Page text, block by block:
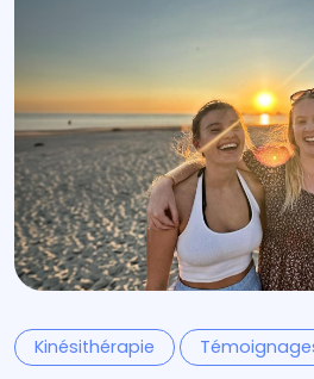
Kinésithérapie